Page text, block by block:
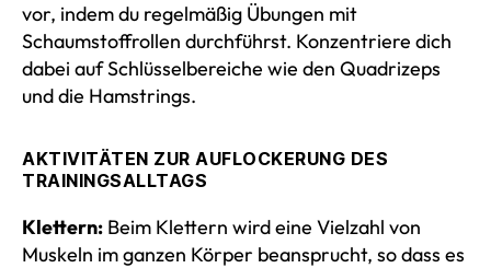
vor, indem du regelmäßig Übungen mit
Schaumstoffrollen durchführst. Konzentriere dich
dabei auf Schlüsselbereiche wie den Quadrizeps
und die Hamstrings.
AKTIVITÄTEN ZUR AUFLOCKERUNG DES
TRAININGSALLTAGS
Klettern: Beim Klettern wird eine Vielzahl von
Muskeln im ganzen Körper beansprucht, so dass es